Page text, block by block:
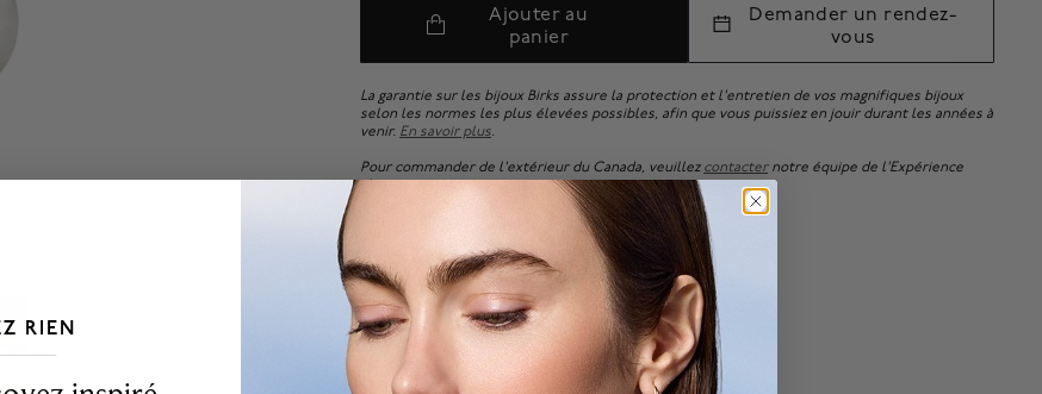
Ajouter au
panier
Demander un rendez-
vous
La garantie sur les bijoux Birks assure la protection et l'entretien de vos magnifiques bijoux
selon les normes les plus élevées possibles, afin que vous puissiez en jouir durant les années à
venir. En savoir plus.
Pour commander de l'extérieur du Canada, veuillez contacternotre équipe de l'Expérience
client.
RIEN